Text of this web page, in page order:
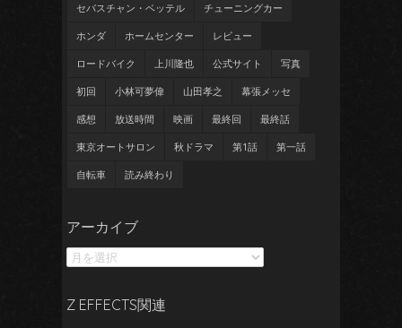
セバスチャン・ベッテル チューニングカー
ホンダ ホームセンター レビュー
ロードバイク 上川隆也 公式サイト 写真
初回 小林可夢偉 山田孝之 幕張メッセ
感想 放送時間 映画 最終回 最終話
東京オートサロン 秋ドラマ 第1話 第一話
自転車 読み終わり
アーカイブ
ア
ー
カ
ブ
Z EFFECTS関連